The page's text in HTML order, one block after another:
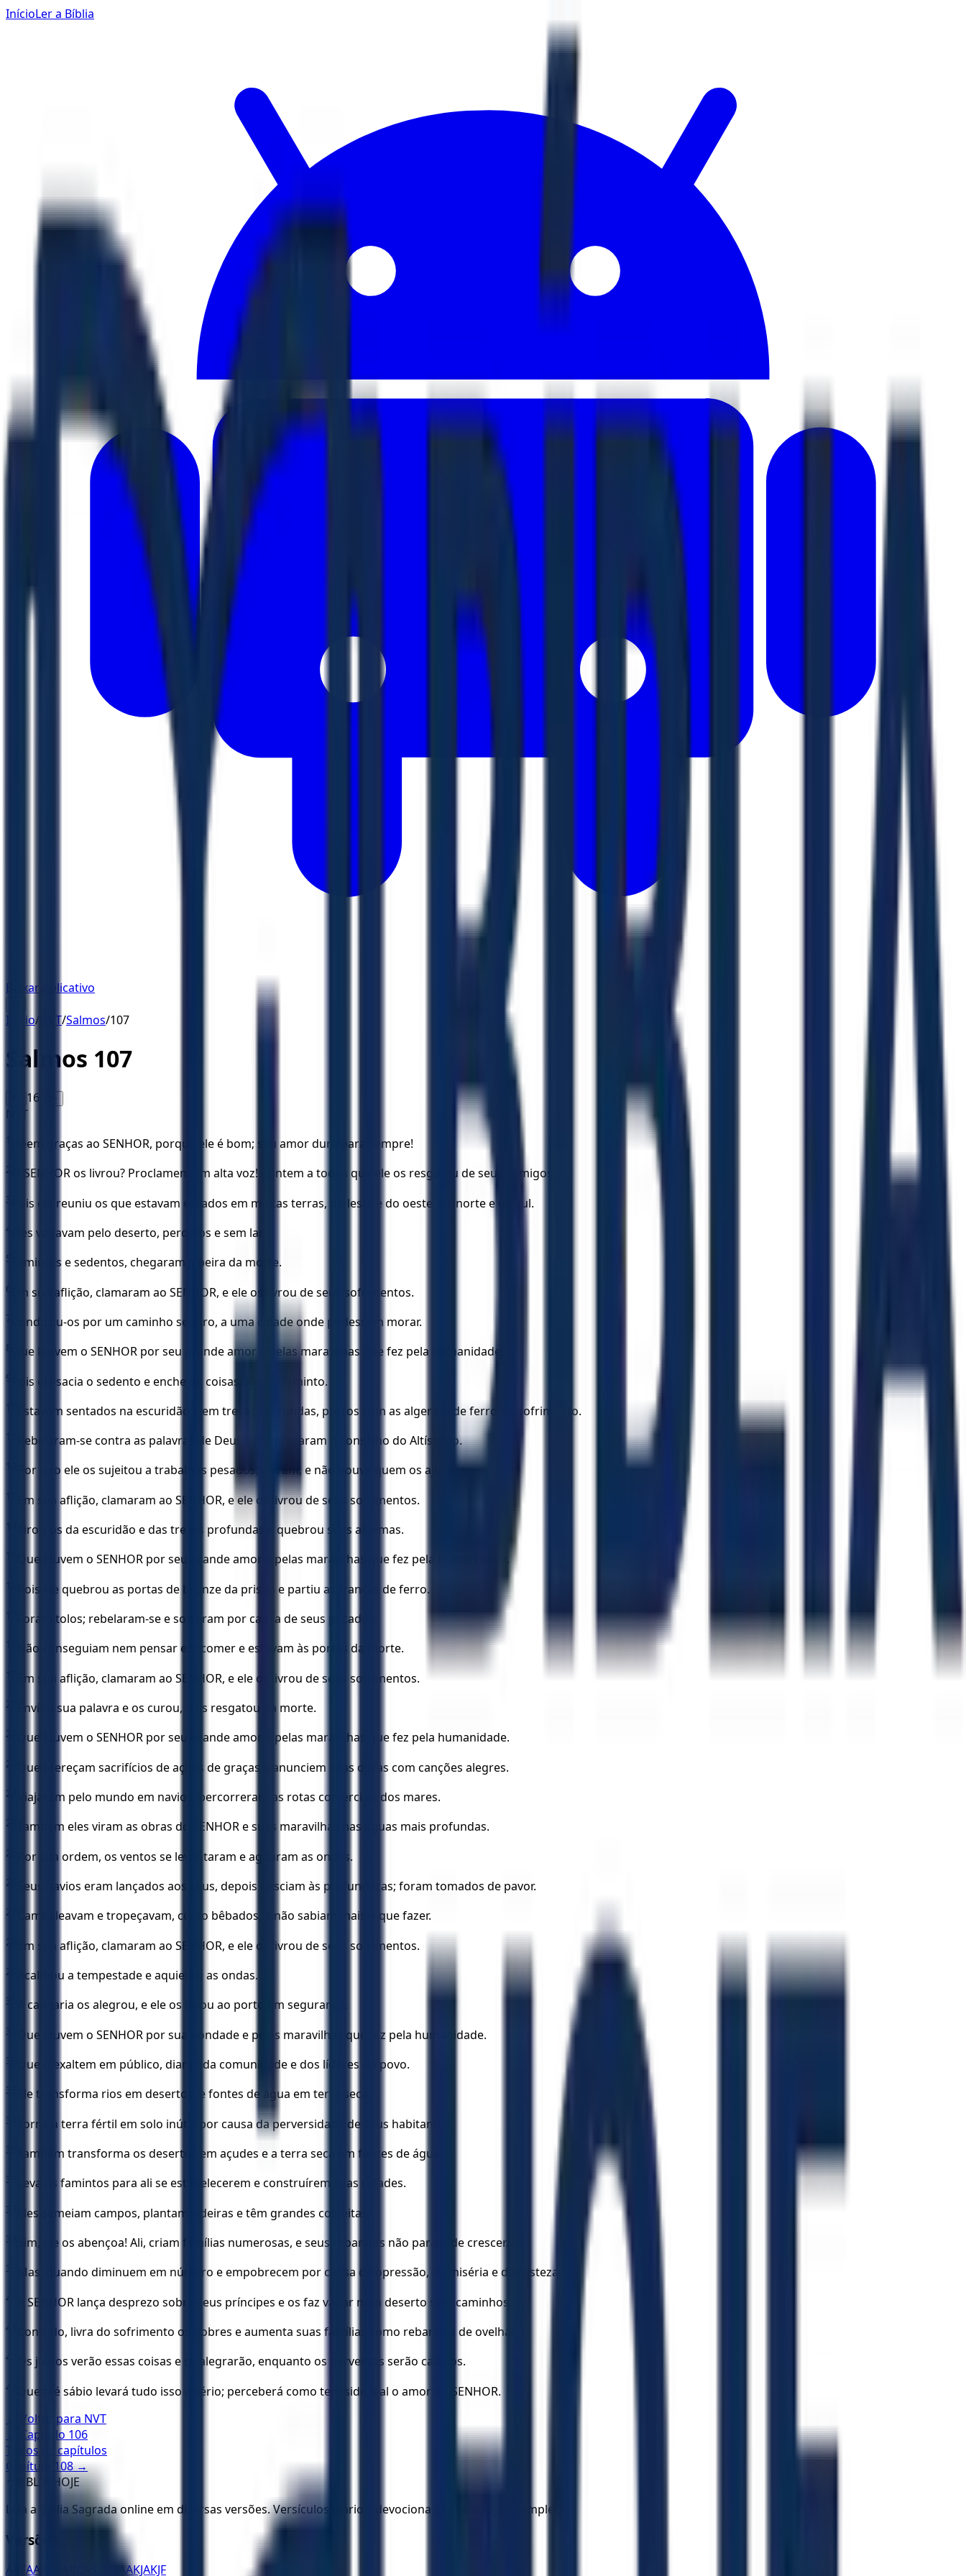
InícioLer a Bíblia
Baixar Aplicativo
Início/ NVT/Salmos/107
Salmos 107
16 A+
NVT
1 Deem graças ao SENHOR, porque ele é bom; seu amor dura para sempre!
2 O SENHOR os livrou? Proclamem em alta voz! Contem a todos que ele os resgatou de seus inimigos.
3 Pois ele reuniu os que estavam exilados em muitas terras, do leste e do oeste, do norte e do sul.
4 Eles vagavam pelo deserto, perdidos e sem lar.
5 Famintos e sedentos, chegaram à beira da morte.
6 Em sua aflição, clamaram ao SENHOR, e ele os livrou de seus sofrimentos.
7 Conduziu-os por um caminho seguro, a uma cidade onde pudessem morar.
8 Que louvem o SENHOR por seu grande amor e pelas maravilhas que fez pela humanidade.
9 Pois ele sacia o sedento e enche de coisas boas o faminto.
10 Estavam sentados na escuridão e em trevas profundas, presos com as algemas de ferro do sofrimento.
11 Rebelaram-se contra as palavras de Deus e desprezaram o conselho do Altíssimo.
12 Por isso ele os sujeitou a trabalhos pesados; caíram, e não houve quem os ajudasse.
13 Em sua aflição, clamaram ao SENHOR, e ele os livrou de seus sofrimentos.
14 Tirou-os da escuridão e das trevas profundas e quebrou suas algemas.
15 Que louvem o SENHOR por seu grande amor e pelas maravilhas que fez pela humanidade.
16 Pois ele quebrou as portas de bronze da prisão e partiu as trancas de ferro.
17 Foram tolos; rebelaram-se e sofreram por causa de seus pecados.
18 Não conseguiam nem pensar em comer e estavam às portas da morte.
19 Em sua aflição, clamaram ao SENHOR, e ele os livrou de seus sofrimentos.
20 Enviou sua palavra e os curou, e os resgatou da morte.
21 Que louvem o SENHOR por seu grande amor e pelas maravilhas que fez pela humanidade.
22 Que ofereçam sacrifícios de ações de graças e anunciem suas obras com canções alegres.
23 Viajaram pelo mundo em navios; percorreram as rotas comerciais dos mares.
24 Também eles viram as obras do SENHOR e suas maravilhas nas águas mais profundas.
25 Por sua ordem, os ventos se levantaram e agitaram as ondas.
26 Seus navios eram lançados aos céus, depois desciam às profundezas; foram tomados de pavor.
27 Cambaleavam e tropeçavam, como bêbados, e não sabiam mais o que fazer.
28 Em sua aflição, clamaram ao SENHOR, e ele os livrou de seus sofrimentos.
29 Acalmou a tempestade e aquietou as ondas.
30 A calmaria os alegrou, e ele os levou ao porto em segurança.
31 Que louvem o SENHOR por sua bondade e pelas maravilhas que fez pela humanidade.
32 Que o exaltem em público, diante da comunidade e dos líderes do povo.
33 Ele transforma rios em desertos, e fontes de água em terra seca.
34 Torna a terra fértil em solo inútil, por causa da perversidade de seus habitantes.
35 Também transforma os desertos em açudes e a terra seca em fontes de água.
36 Leva os famintos para ali se estabelecerem e construírem suas cidades.
37 Eles semeiam campos, plantam videiras e têm grandes colheitas.
38 Sim, ele os abençoa! Ali, criam famílias numerosas, e seus rebanhos não param de crescer.
39 Mas, quando diminuem em número e empobrecem por causa da opressão, da miséria e da tristeza,
40 o SENHOR lança desprezo sobre seus príncipes e os faz vagar num deserto sem caminhos.
41 Contudo, livra do sofrimento os pobres e aumenta suas famílias como rebanhos de ovelhas.
42 Os justos verão essas coisas e se alegrarão, enquanto os perversos serão calados.
43
Quem é sábio levará tudo isso a sério; perceberá como tem sido leal o amor do SENHOR.
← Voltar para NVT
← Capítulo 106
Todos os capítulos
Capítulo
108→
BÍBLIA HOJE
Leia a Bíblia Sagrada online em diversas versões. Versículos diários, devocionais e navegação completa.
Versões
ACFAA JFAAKJAKJF